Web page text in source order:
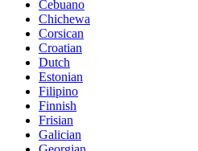
Cebuano
Chichewa
Corsican
Croatian
Dutch
Estonian
Filipino
Finnish
Frisian
Galician